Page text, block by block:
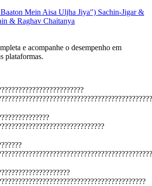
Mein Aisa Uljha Jiya") Sachin-Jigar &
& Raghav Chaitanya
e acompanhe o desempenho em
plataformas.